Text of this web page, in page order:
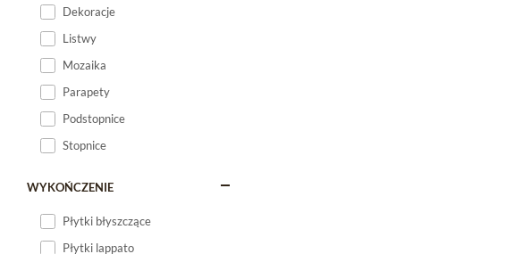
Dekoracje
Listwy
Mozaika
Parapety
Podstopnice
Stopnice
WYKOŃCZENIE
Płytki błyszczące
Płytki lappato